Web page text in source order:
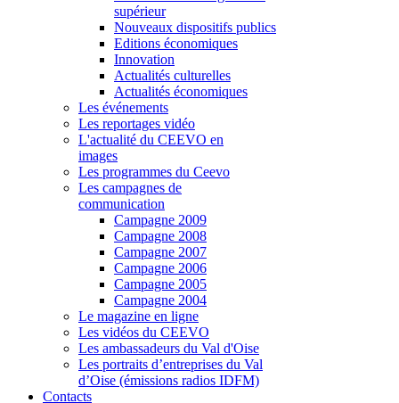
supérieur
Nouveaux dispositifs publics
Editions économiques
Innovation
Actualités culturelles
Actualités économiques
Les événements
Les reportages vidéo
L'actualité du CEEVO en
images
Les programmes du Ceevo
Les campagnes de
communication
Campagne 2009
Campagne 2008
Campagne 2007
Campagne 2006
Campagne 2005
Campagne 2004
Le magazine en ligne
Les vidéos du CEEVO
Les ambassadeurs du Val d'Oise
Les portraits d’entreprises du Val
d’Oise (émissions radios IDFM)
Contacts